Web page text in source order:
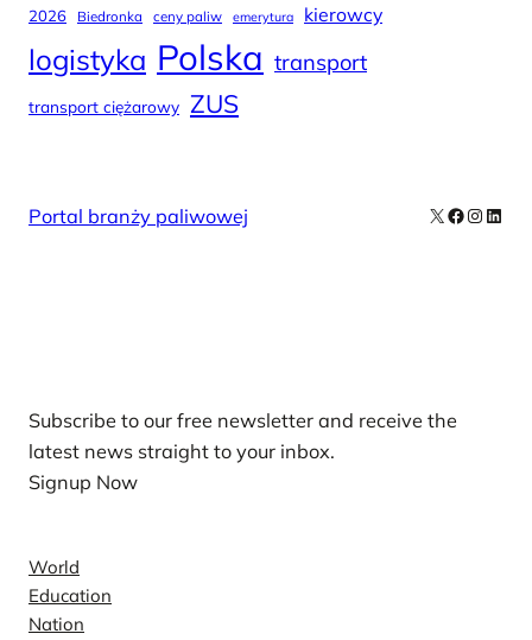
2026 Biedronka ceny paliw emerytura kierowcy
logistyka Polska transport
transport ciężarowy ZUS
Portal branży paliwowej X Facebook
Subscribe to our free newsletter and receive the
latest news straight to your inbox.
Signup Now
World
Education
Nation